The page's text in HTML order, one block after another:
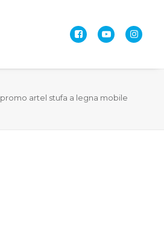
promo artel stufa a legna mobile